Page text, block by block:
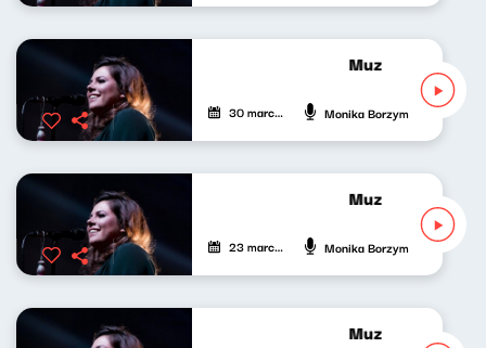
Muzyczny
30 marca 2024 Monika Borzym
Muzyczny
23 marca 2024 Monika Borzym
Muzyczny